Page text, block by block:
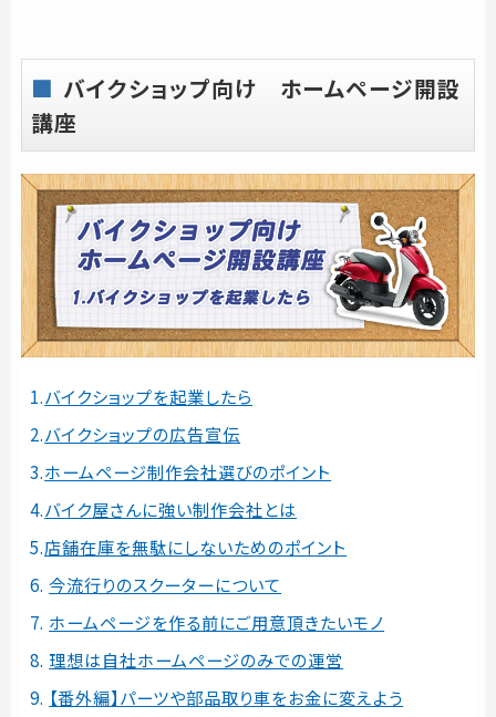
バイクショップ向け ホームページ開設
講座
バイクショップを起業したら
バイクショップの広告宣伝
ホームページ制作会社選びのポイント
バイク屋さんに強い制作会社とは
店舗在庫を無駄にしないためのポイント
今流行りのスクーターについて
ホームページを作る前にご用意頂きたいモノ
理想は自社ホームページのみでの運営
【番外編】パーツや部品取り車をお金に変えよう